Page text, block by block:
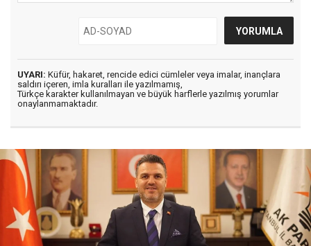
UYARI: Küfür, hakaret, rencide edici cümleler veya imalar, inançlara
saldırı içeren, imla kuralları ile yazılmamış,
Türkçe karakter kullanılmayan ve büyük harflerle yazılmış yorumlar
onaylanmamaktadır.